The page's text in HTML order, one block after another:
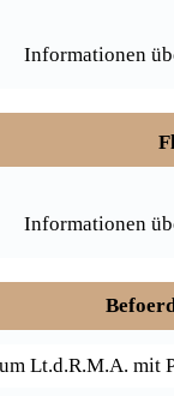
Informationen
Informationen
Lt.d.R.M.A. mit